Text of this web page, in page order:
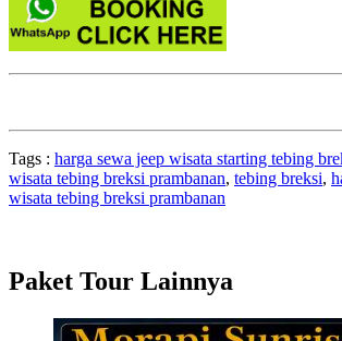
Tags : harga sewa jeep wisata starting tebing
wisata tebing breksi prambanan, tebing breksi,
wisata tebing breksi prambanan
Paket Tour Lainnya